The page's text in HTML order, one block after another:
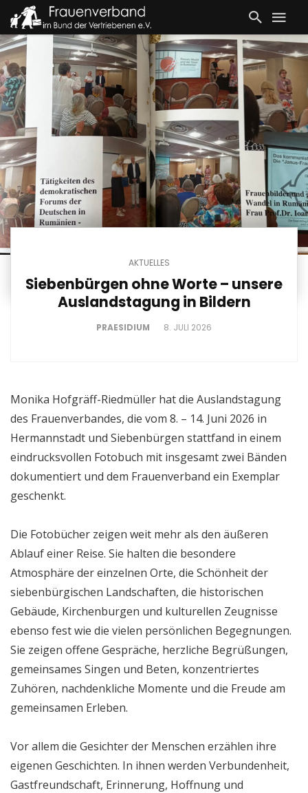
AKTUELLES
Siebenbürgen ohne Worte – unsere
Auslandstagung in Bildern
PRAESIDIUM 8. JULI 2026
Monika Hofgräff-Riedmüller hat die Auslandstagung
des Frauenverbandes, die vom 8. – 14. Juni 2026 in
Hermannstadt und Siebenbürgen stattfand in einem
eindrucksvollen Fotobuch mit insgesamt zwei Bänden
dokumentiert und dem Frauenverband ein Exemplar
geschenkt.
Die Fotobücher zeigen weit mehr als den äußeren
Ablauf einer Reise. Sie halten die besondere
Atmosphäre der einzelnen Orte, die Schönheit der
siebenbürgischen Landschaften, die historischen
Gebäude, Kirchenburgen und kulturellen Zeugnisse
ebenso fest wie die vielen persönlichen Begegnungen.
Sie zeigen offene Gespräche, herzliche Begrüßungen,
gemeinsames Singen und Beten, konzentriertes
Zuhören, nachdenkliche Momente und die Freude am
gemeinsamen Erleben.
Vor allem die Gesichter der Menschen erzählen ihre
eigenen Geschichten. In ihnen werden Verbundenheit,
Gastfreundschaft, Erinnerung, Hoffnung und